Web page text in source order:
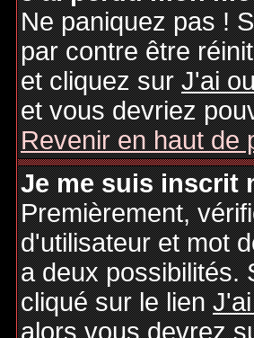
Ne paniquez pas !
par contre être
et cliquez surJ'ai
et vous devriez
Revenir en haut de
Je me suis inscrit
Premièrement,
d'utilisateur et mot
a deux possibilités.
cliqué sur le lien
alors vous devrez